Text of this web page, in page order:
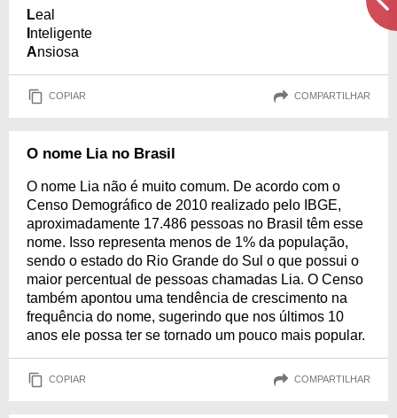
Leal
nteligente
Ansiosa
COPIAR COMPARTILHAR
O nome Lia no Brasil
O nome Lia não é muito comum. De acordo com o
Censo Demográfico de 2010 realizado pelo IBGE,
aproximadamente 17.486 pessoas no Brasil têm esse
nome. Isso representa menos de 1% da população,
sendo o estado do Rio Grande do Sul o que possui o
maior percentual de pessoas chamadas Lia. O Censo
também apontou uma tendência de crescimento na
frequência do nome, sugerindo que nos últimos 10
anos ele possa ter se tornado um pouco mais popular.
COPIAR COMPARTILHAR